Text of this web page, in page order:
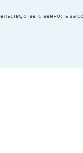
ответственность за